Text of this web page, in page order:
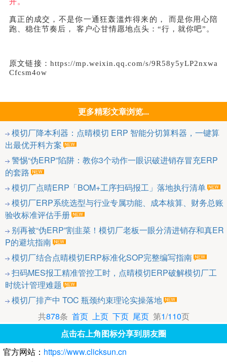
开。
真正的成交，不是你一通狂轰滥炸得来的， 而是你用心陪
跑、稳住节奏后， 客户心甘情愿地点头：“行，就你吧”。
原文链接：https://mp.weixin.qq.com/s/9R58y5yLP2nxwa
Cfcsm4ow
更多精彩文章浏览...
模切厂降本利器：点晴模切 ERP 智能分切算料器，一键算
出最优开料方案
警惕“伪ERP”陷阱：教你3个动作一眼识破进销存冒充ERP
的套路
模切厂点晴ERP「BOM+工序扫码报工」落地执行清单
模切厂ERP系统选型与行业专属功能、成本核算、财务总账
验收标准评估手册
别再被“伪ERP”割韭菜！模切厂老板一眼分清进销存和真ER
P的避坑指南
模切厂结合点晴模切ERP标准化SOP完整编写指南
扫码MES报工精准管控工时，点晴模切ERP破解模切厂工
时统计管理难题
模切厂排产中 TOC 瓶颈约束理论实操落地
共878条 首页 上页 下页 尾页第1/110页
点击右上角图标分享到朋友圈
官方网站： https://www.clicksun.cn